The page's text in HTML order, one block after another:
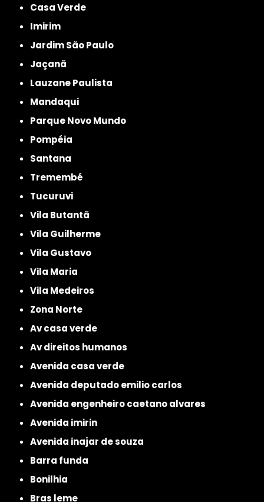
Casa Verde
Imirim
Jardim São Paulo
Jaçanã
Lauzane Paulista
Mandaqui
Parque Novo Mundo
Pompéia
Santana
Tremembé
Tucuruvi
Vila Butantã
Vila Guilherme
Vila Gustavo
Vila Maria
Vila Medeiros
Zona Norte
av casa verde
av direitos humanos
avenida casa verde
avenida deputado emilio carlos
avenida engenheiro caetano alvares
avenida imirin
avenida inajar de souza
barra funda
bonilhia
bras leme